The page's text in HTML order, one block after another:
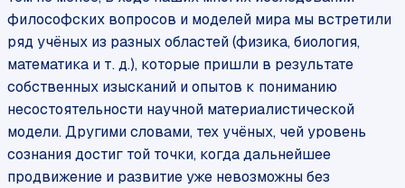
философских вопросов и моделей мира мы встретили
ряд учёных из разных областей (физика, биология,
математика и т. д.), которые пришли в результате
собственных изысканий и опытов к пониманию
несостоятельности научной материалистической
модели. Другими словами, тех учёных, чей уровень
сознания достиг той точки, когда дальнейшее
продвижение и развитие уже невозможны без